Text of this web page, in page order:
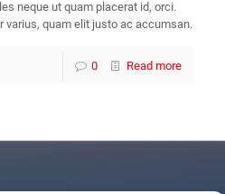
neque ut quam placerat id, orci.
varius, quam elit justo ac accumsan.
0 Read more